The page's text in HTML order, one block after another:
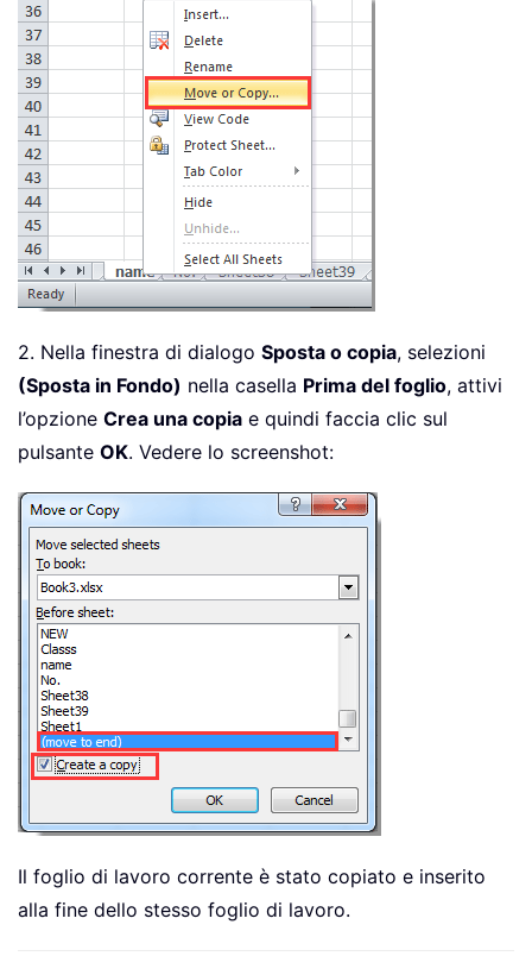
2. Nella finestra di dialogo Sposta o copia, selezioni
(Sposta in Fondo) nella casella Prima del foglio, attivi
l’opzione Crea una copia e quindi faccia clic sul
pulsante OK. Vedere lo screenshot:
Il foglio di lavoro corrente è stato copiato e inserito
alla fine dello stesso foglio di lavoro.